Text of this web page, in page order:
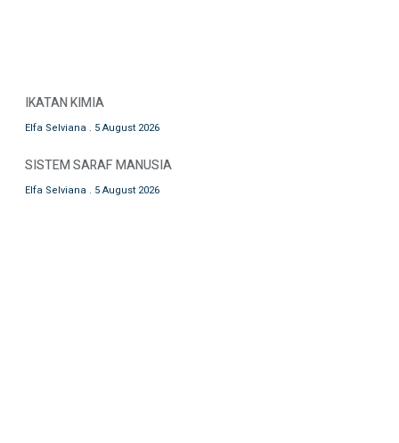
IKATAN KIMIA
Elfa Selviana 5 August 2026
SISTEM SARAF MANUSIA
Elfa Selviana 5 August 2026